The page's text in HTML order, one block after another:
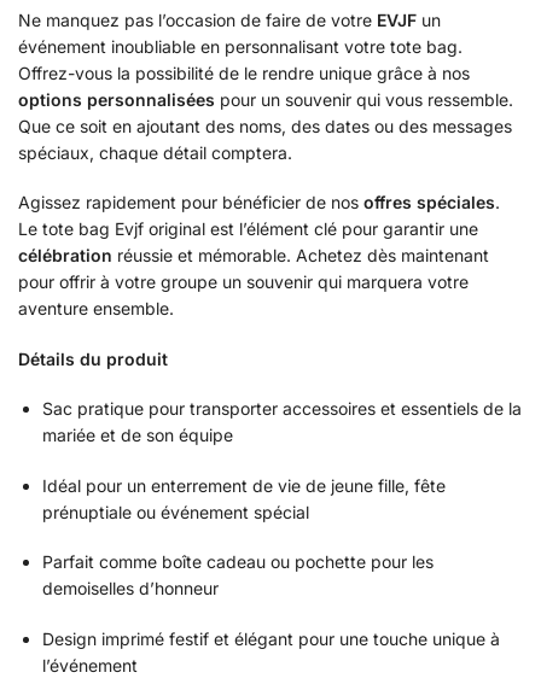
Ne manquez pas l’occasion de faire de votre EVJF un
événement inoubliable en personnalisant votre tote bag.
Offrez-vous la possibilité de le rendre unique grâce à nos
options personnalisées pour un souvenir qui vous ressemble.
Que ce soit en ajoutant des noms, des dates ou des messages
spéciaux, chaque détail comptera.
Agissez rapidement pour bénéficier de nos offres spéciales.
Le tote bag Evjf original est l’élément clé pour garantir une
célébration réussie et mémorable. Achetez dès maintenant
pour offrir à votre groupe un souvenir qui marquera votre
aventure ensemble.
Détails du produit
Sac pratique pour transporter accessoires et essentiels de la
mariée et de son équipe
Idéal pour un enterrement de vie de jeune fille, fête
prénuptiale ou événement spécial
Parfait comme boîte cadeau ou pochette pour les
demoiselles d’honneur
Design imprimé festif et élégant pour une touche unique à
l’événement